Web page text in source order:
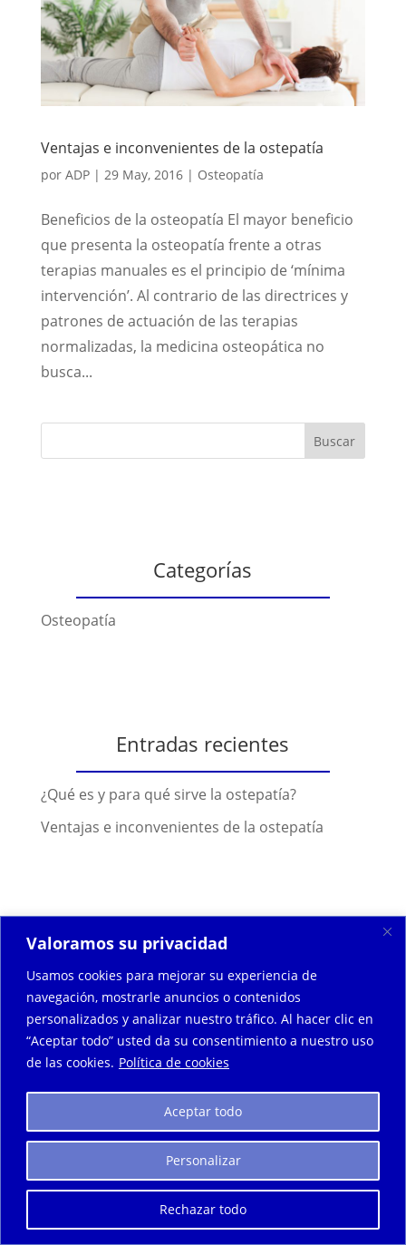
Valoramos su privacidad
Usamos cookies para mejorar su experiencia de
navegación, mostrarle anuncios o contenidos
personalizados y analizar nuestro tráfico. Al hacer clic en
“Aceptar todo” usted da su consentimiento a nuestro uso
de las cookies. Política de cookies
Personalizar
Rechazar todo
Aceptar todo
Ventajas e inconvenientes de la ostepatía
por ADP| 29 May, 2016| Osteopatía
Beneficios de la osteopatía El mayor beneficio
que presenta la osteopatía frente a otras
terapias manuales es el principio de ‘mínima
intervención’. Al contrario de las directrices y
patrones de actuación de las terapias
normalizadas, la medicina osteopática no
busca...
Categorías
Osteopatía
Entradas recientes
¿Qué es y para qué sirve la ostepatía?
Ventajas e inconvenientes de la ostepatía
Inicio La Clínica Tratamientos
Contacto
Aviso Legal
Política de Privacidad
Política de Cookies
© Copyright - Cristina Fernández Bárcena |
crisbarcena@hotmail.es